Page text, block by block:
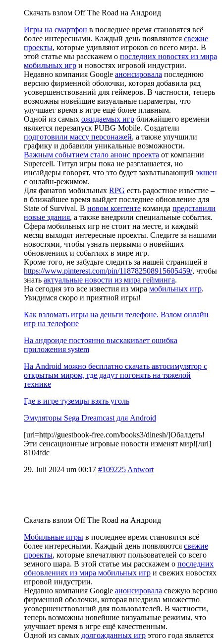
Скачать взлом Off The Road на Андроид
Игры на смартфон в последнее время становятся всё
более интересными. Каждый день появляются свежие
проекты, которые удивляют игроков со всего мира. В
этой статье мы расскажем о последних новостях из мира
мобильных игр и новостях игровой индустрии.
Недавно компания Google анонсировала последнюю
версию фирменной оболочки, которая добавила ряд
усовершенствований для геймеров. В частности, теперь
возможны новейшие визуальные параметры, что
улучшает время в игре ещё более плавным.
Одной из самых ожидаемых игр ближайшего времени
является перезапуск PUBG Mobile. Создатели
подготовили массу персонажей, а также улучшили
графику и добавили уникальные возможности.
Важным событием стало анонс проекта от компании
Supercell. Титул игры пока не разглашается, но
инсайдеры говорят, что это будет захватывающий экшен
с онлайн-режимом.
Для фанатов мобильных RPG есть радостное известие –
в ближайшее время выйдет последнее обновление для
State of Survival. В новом контенте команда представили
новые здания, а также внедрили специальные события.
Сфера мобильных игр не стоит на месте, и каждый
месяц выходят интересные проекты. Следите за нашими
новостями, чтобы узнать первыми о новейших
обновлениях и событиях в мире игр.
Кроме того, не забудьте следить за нашей страницей в
https://www.pinterest.com/pin/118782508915605459/, чтобы
знать актуальные новости из мира гейминга.
На сегодня это все известия из мира мобильных игр.
Увидимся скоро и приятной игры!
Как взломать игры на деньги телефоне. Взлом онлайн
игр на телефоне
На андроиде постоянно выскакивает ошибка
приложения system
На Android можно бесплатно скачать автосимулятор с
открытым миром, где дадут погонять на тяжелой
технике
Где в игре туземцы взять уголь
Эмуляторы Sega Dreamcast для Android
[url=http://guestbook-free.com/books3/dinesh/]Обалдеть!
Эти сенсационные игровые новости изменят мир![/url]
8104fdc
29. Juli 2024 um 00:17 #109225 Antwort
Скачать взлом Off The Road на Андроид
Мобильные игры в последнее время становятся всё
более интересными. Каждый день появляются свежие
проекты, которые впечатляют пользователей со всего
земного шара. В этой статье мы расскажем о последних
обновлениях из мира мобильных игр и свежих новостях
игровой индустрии.
Недавно компания Google анонсировала свежую версию
фирменной оболочки, которая внедрила множество
усовершенствований для пользователей. В частности,
теперь возможны новейшие визуальные режимы, что
улучшает время в игре ещё качественным.
Одной из самых долгожданных игр этого года является